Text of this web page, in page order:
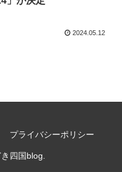
2024.05.12
プライバシーポリシー
四国blog.